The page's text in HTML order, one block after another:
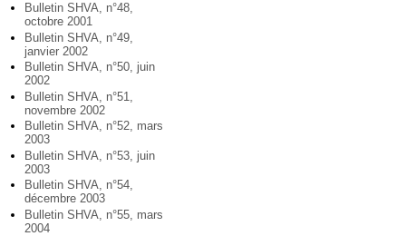
Bulletin SHVA, n°48,
octobre 2001
Bulletin SHVA, n°49,
janvier 2002
Bulletin SHVA, n°50, juin
2002
Bulletin SHVA, n°51,
novembre 2002
Bulletin SHVA, n°52, mars
2003
Bulletin SHVA, n°53, juin
2003
Bulletin SHVA, n°54,
décembre 2003
Bulletin SHVA, n°55, mars
2004